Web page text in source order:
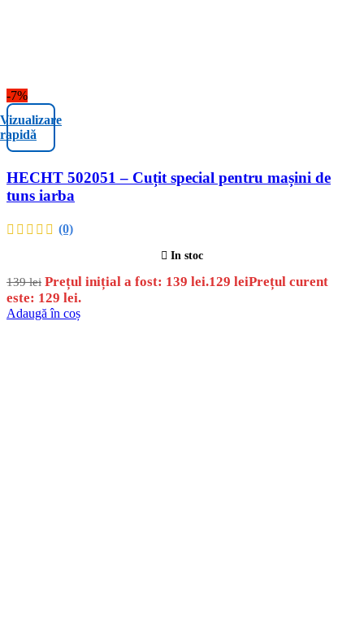
-7%
Vizualizare
rapidă
HECHT 502051 – Cuțit special pentru mașini de
tuns iarba
(0)
In stoc
139lei Prețul inițial a fost: 139 lei.129 leiPrețul curent
este: 129 lei.
Adaugă în coș